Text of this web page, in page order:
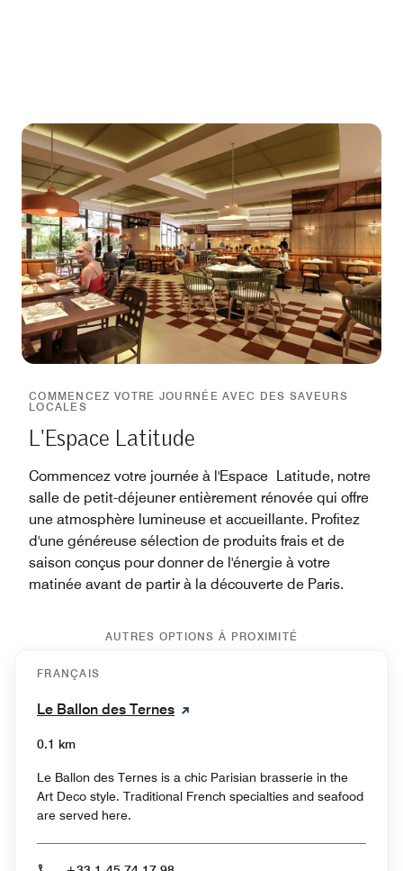
COMMENCEZ VOTRE JOURNÉE AVEC DES SAVEURS
LOCALES
L'Espace Latitude
Commencez votre journée à l'Espace Latitude, notre
salle de petit-déjeuner entièrement rénovée qui offre
une atmosphère lumineuse et accueillante. Profitez
d'une généreuse sélection de produits frais et de
saison conçus pour donner de l'énergie à votre
matinée avant de partir à la découverte de Paris.
AUTRES OPTIONS À PROXIMITÉ
FRANÇAIS
Le Ballon des Ternes
0.1 km
Le Ballon des Ternes is a chic Parisian brasserie in the
Art Deco style. Traditional French specialties and seafood
are served here.